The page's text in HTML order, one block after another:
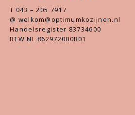
T 043 – 205 7917
@ welkom@optimumkozijnen.nl
Handelsregister 83734600
BTW NL 862972000B01